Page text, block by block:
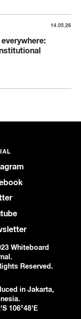
14.05.26
Whiteboard
Reserved.
in Jakarta,
106°48'E